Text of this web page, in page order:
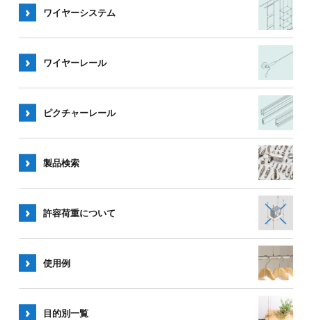
ワイヤーシステム
ワイヤーレール
ピクチャーレール
製品検索
許容荷重について
使用例
目的別一覧